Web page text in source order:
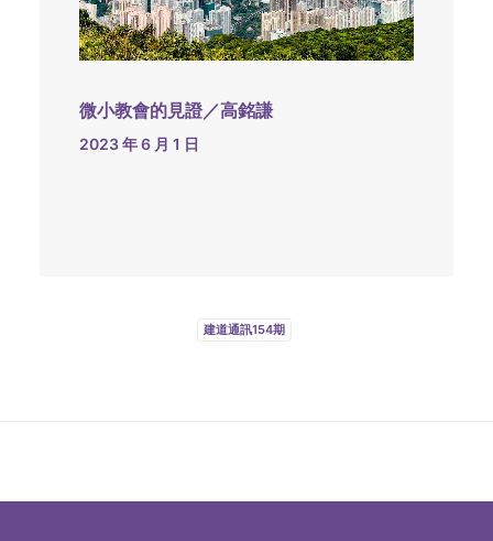
微小教會的見證／高銘謙
2023 年 6 月 1 日
建道通訊154期